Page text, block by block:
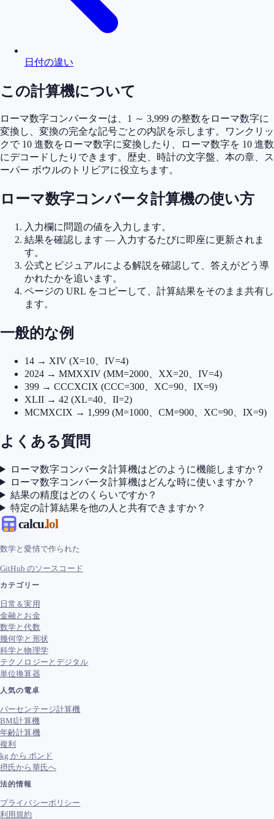
日付の違い
この計算機について
ローマ数字コンバーターは、1 ～ 3,999 の整数をローマ数字に
変換し、変換の完全な記号ごとの内訳を示します。ワンクリッ
クで 10 進数をローマ数字に変換したり、ローマ数字を 10 進数
にデコードしたりできます。歴史、時計の文字盤、本の章、ス
ーパー ボウルのトリビアに役立ちます。
ローマ数字コンバータ計算機の使い方
入力欄に問題の値を入力します。
結果を確認します — 入力するたびに即座に更新されま
す。
公式とビジュアルによる解説を確認して、答えがどう導
かれたかを追います。
ページの URL をコピーして、計算結果をそのまま共有し
ます。
一般的な例
14 → XIV (X=10、IV=4)
2024 → MMXXIV (MM=2000、XX=20、IV=4)
399 → CCCXCIX (CCC=300、XC=90、IX=9)
XLII → 42 (XL=40、II=2)
MCMXCIX → 1,999 (M=1000、CM=900、XC=90、IX=9)
よくある質問
ローマ数字コンバータ計算機はどのように機能しますか？
ローマ数字コンバータ計算機はどんな時に使いますか？
結果の精度はどのくらいですか？
特定の計算結果を他の人と共有できますか？
calcu.lol
数学と愛情で作られた
GitHub のソースコード
カテゴリー
日常＆実用
金融とお金
数学と代数
幾何学と形状
科学と物理学
テクノロジーとデジタル
単位換算器
人気の電卓
パーセンテージ計算機
BMI計算機
年齢計算機
複利
kg から ポンド
摂氏から華氏へ
法的情報
プライバシーポリシー
利用規約